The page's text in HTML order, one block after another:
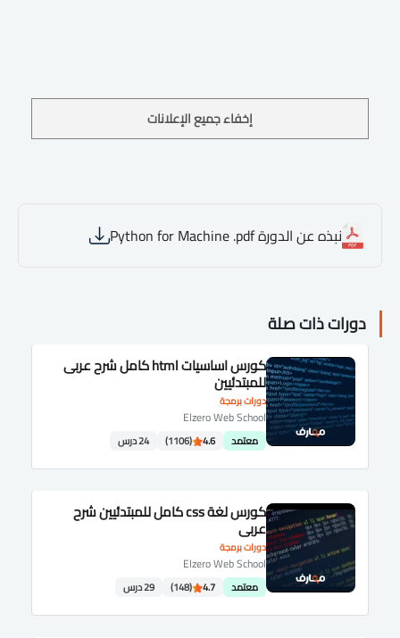
إخفاء جميع الإعلانات
نبذه عن الدورة Python for Machine .pdf
دورات ذات صلة
دورات برمجة
كورس اساسيات html كامل شرح عربى
للمبتدئيين
Elzero Web School
معتمد 4.6
(1106) 24 درس
دورات برمجة
كورس لغة css كامل للمبتدئيين شرح
عربى
Elzero Web School
معتمد 4.7
(148) 29 درس